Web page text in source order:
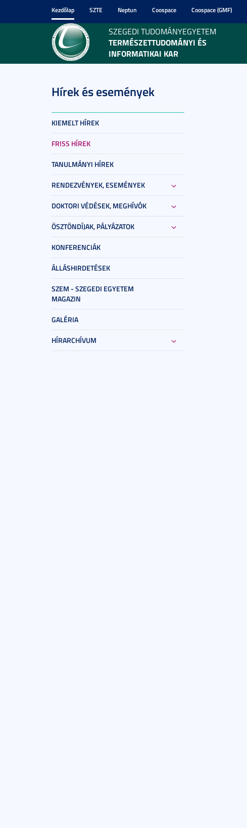
Kezdőlap SZTE Neptun Coospace Coospace (GMF)
SZEGEDI TUDOMÁNYEGYETEM
TERMÉSZETTUDOMÁNYI ÉS
INFORMATIKAI KAR
Hírek és események
KIEMELT HÍREK
FRISS HÍREK
TANULMÁNYI HÍREK
RENDEZVÉNYEK, ESEMÉNYEK
DOKTORI VÉDÉSEK, MEGHÍVÓK
ÖSZTÖNDÍJAK, PÁLYÁZATOK
KONFERENCIÁK
ÁLLÁSHIRDETÉSEK
SZEM - SZEGEDI EGYETEM
MAGAZIN
GALÉRIA
HÍRARCHÍVUM